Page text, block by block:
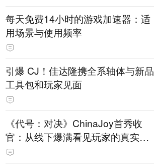
每天免费14小时的游戏加速器：适
用场景与使用频率
引爆 CJ！佳达隆携全系轴体与新品
工具包和玩家见面
《代号：对决》ChinaJoy首秀收
官：从线下爆满看见玩家的真实期
待